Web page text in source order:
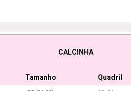
CALCINHA
Tamanho Quadril